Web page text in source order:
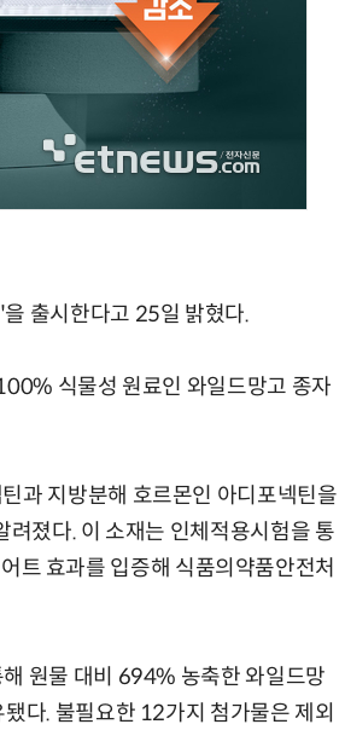
출시한다고 25일 밝혔다.
식물성 원료인 와일드망고 종자
과 지방분해 호르몬인 아디포넥틴을
졌다. 이 소재는 인체적용시험을 통
트 효과를 입증해 식품의약품안전처
원물 대비 694% 농축한 와일드망
다. 불필요한 12가지 첨가물은 제외